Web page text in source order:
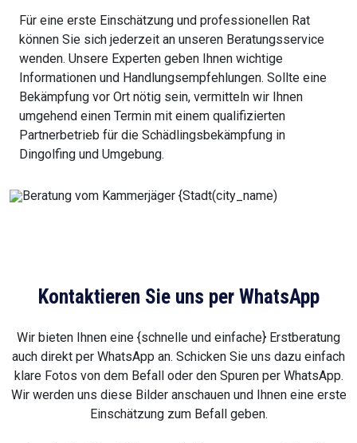
Für eine erste Einschätzung und professionellen Rat
können Sie sich jederzeit an unseren Beratungsservice
wenden. Unsere Experten geben Ihnen wichtige
Informationen und Handlungsempfehlungen. Sollte eine
Bekämpfung vor Ort nötig sein, vermitteln wir Ihnen
umgehend einen Termin mit einem qualifizierten
Partnerbetrieb für die Schädlingsbekämpfung in
Dingolfing und Umgebung.
Kontaktieren Sie uns per WhatsApp
Wir bieten Ihnen eine {schnelle und einfache} Erstberatung
auch direkt per WhatsApp an. Schicken Sie uns dazu einfach
klare Fotos von dem Befall oder den Spuren per WhatsApp.
Wir werden uns diese Bilder anschauen und Ihnen eine erste
Einschätzung zum Befall geben.